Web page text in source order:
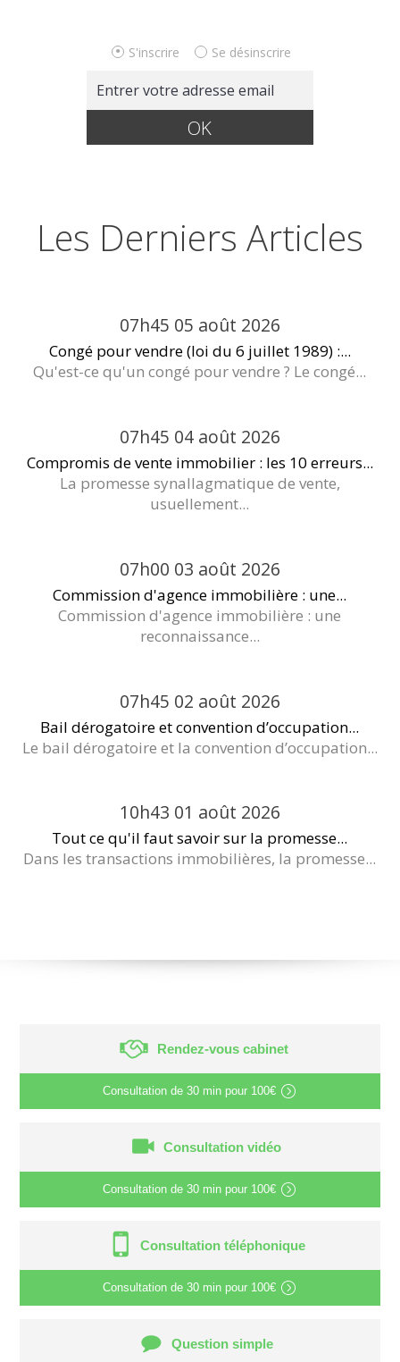
S'inscrire Se désinscrire
Les Derniers Articles
07h45 05 août 2026
Congé pour vendre (loi du 6 juillet 1989) :...
Qu'est-ce qu'un congé pour vendre ? Le congé...
07h45 04 août 2026
Compromis de vente immobilier : les 10 erreurs...
La promesse synallagmatique de vente,
usuellement...
07h00 03 août 2026
Commission d'agence immobilière : une...
Commission d'agence immobilière : une
reconnaissance...
07h45 02 août 2026
Bail dérogatoire et convention d’occupation...
Le bail dérogatoire et la convention d’occupation...
10h43 01 août 2026
Tout ce qu'il faut savoir sur la promesse...
Dans les transactions immobilières, la promesse...
Rendez-vous cabinet
Consultation de 30 min pour 100€
Consultation vidéo
Consultation de 30 min pour 100€
Consultation téléphonique
Consultation de 30 min pour 100€
Question simple